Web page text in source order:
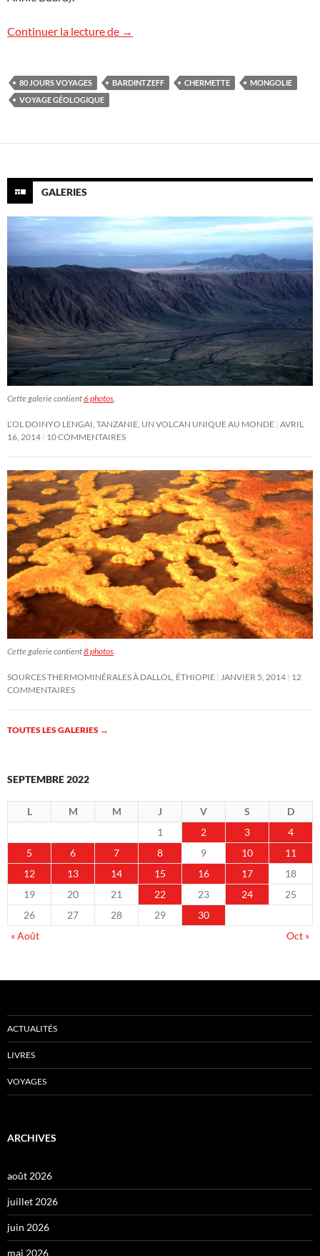
Continuer la lecture de Mongolie : retour vers Oulan-Bator
→
80 JOURS VOYAGES BARDINTZEFF CHERMETTE
MONGOLIE
VOYAGE GÉOLOGIQUE
GALERIES
Cette galerie contient6 photos
L’OL DOINYO LENGAI, TANZANIE, UN VOLCAN UNIQUE AU MONDE AVRIL
16, 2014 10 COMMENTAIRES
Cette galerie contient8 photos.
SOURCES THERMOMINÉRALES À DALLOL, ÉTHIOPIE JANVIER 5, 2014 12
COMMENTAIRES
TOUTES LES GALERIES →
SEPTEMBRE 2022
L M M J V S
D
1
2 3
4
5
6 7 8 9 10
11
12
13 14 15 16 17
18
19
20 21 22 23 24
25
26
27 28 29
30
« Août
Oct »
ACTUALITÉS
LIVRES
VOYAGES
ARCHIVES
août 2026
juillet 2026
juin 2026
mai 2026